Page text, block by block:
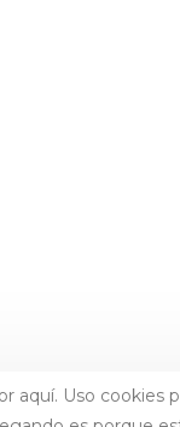
aquí. Uso